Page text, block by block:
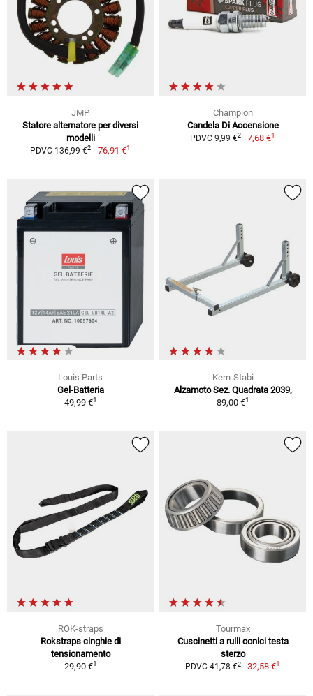
JMP
Statore alternatore per diversi
modelli
PDVC 136,99 €2 76,91 €1
Champion
Candela Di Accensione
PDVC 9,99 €2 7,68 €1
Louis Parts
Gel-Batteria
49,99 €1
Kern-Stabi
Alzamoto Sez. Quadrata 2039,
89,00 €1
ROK-straps
Rokstraps cinghie di
tensionamento
29,90 €1
Tourmax
Cuscinetti a rulli conici testa
sterzo
PDVC 41,78 €2 32,58 €1